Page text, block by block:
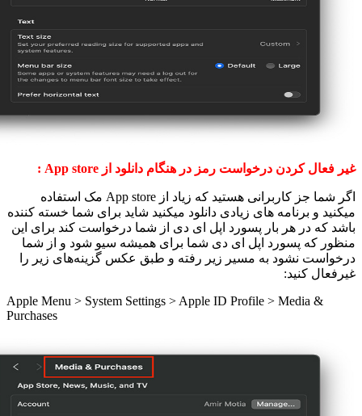
غیر فعال کردن درخواست رمز در هنگام دانلود از App store :
اگر شما جز کاربرانی هستید که زیاد از App store مک استفاده
میکنید و برنامه های زیادی دانلود میکنید شاید برای شما خسته کننده
باشد که در هر بار پسورد اپل ای دی از شما درخواست کند برای این
منظور که پسورد اپل ای دی شما برای همیشه سیو شود و از شما
درخواست نشود به مسیر زیر رفته و طبق عکس گزینه‌های زیر را
غیرفعال کنید:
Apple Menu > System Settings > Apple ID Profile > Media &
Purchases